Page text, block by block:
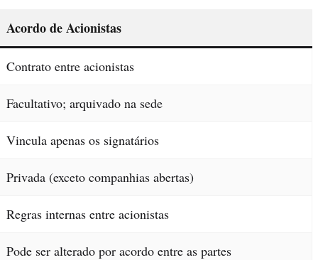
Acordo de Acionistas
Contrato entre acionistas
Facultativo; arquivado na sede
Vincula apenas os signatários
Privada (exceto companhias abertas)
Regras internas entre acionistas
Pode ser alterado por acordo entre as partes